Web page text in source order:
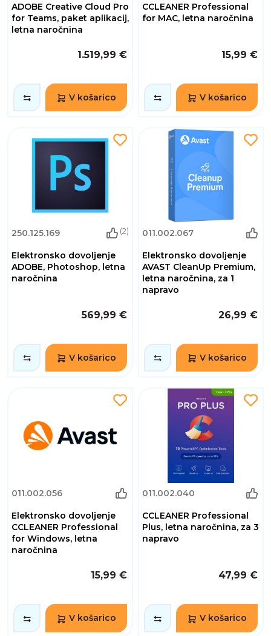
ADOBE Creative Cloud Pro
for Teams, paket aplikacij,
letna naročnina
1.519,99 €
V košarico
CCLEANER Professional
for MAC, letna naročnina
15,99 €
V košarico
250.125.169 (2)
Elektronsko dovoljenje
ADOBE, Photoshop, letna
naročnina
569,99 €
V košarico
011.002.067
Elektronsko dovoljenje
AVAST CleanUp Premium,
letna naročnina, za 1
napravo
26,99 €
V košarico
011.002.056
Elektronsko dovoljenje
CCLEANER Professional
for Windows, letna
naročnina
15,99 €
V košarico
011.002.040
CCLEANER Professional
Plus, letna naročnina, za 3
napravo
47,99 €
V košarico